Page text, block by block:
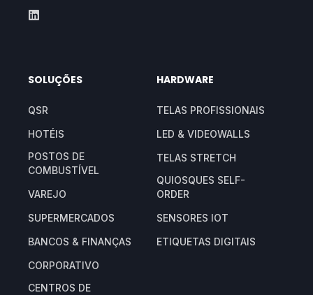
SOLUÇÕES
QSR
HOTÉIS
POSTOS DE
COMBUSTÍVEL
VAREJO
SUPERMERCADOS
BANCOS & FINANÇAS
CORPORATIVO
CENTROS DE
HARDWARE
TELAS PROFISSIONAIS
LED & VIDEOWALLS
TELAS STRETCH
QUIOSQUES SELF-
ORDER
SENSORES IOT
ETIQUETAS DIGITAIS